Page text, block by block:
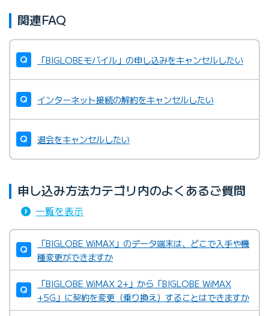
関連FAQ
「BIGLOBEモバイル」の申し込みをキャンセルしたい
インターネット接続の解約をキャンセルしたい
退会をキャンセルしたい
申し込み方法カテゴリ内のよくあるご質問
一覧を表示
「BIGLOBE WiMAX」のデータ端末は、どこで入手や機
種変更ができますか
「BIGLOBE WiMAX 2+」から「BIGLOBE WiMAX
+5G」に契約を変更（乗り換え）することはできますか